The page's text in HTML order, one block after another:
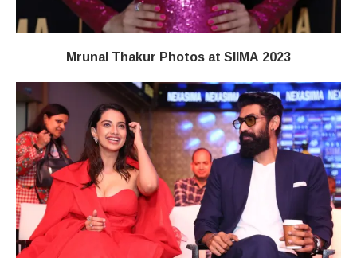
Mrunal Thakur Photos at SIIMA 2023